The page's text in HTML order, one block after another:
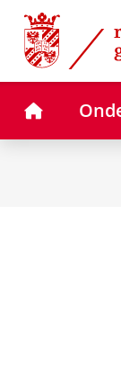
Skip
Content
Skip
Navigation
Home